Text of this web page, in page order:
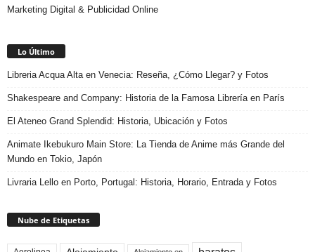
Marketing Digital & Publicidad Online
Lo Último
Libreria Acqua Alta en Venecia: Reseña, ¿Cómo Llegar? y Fotos
Shakespeare and Company: Historia de la Famosa Librería en París
El Ateneo Grand Splendid: Historia, Ubicación y Fotos
Animate Ikebukuro Main Store: La Tienda de Anime más Grande del
Mundo en Tokio, Japón
Livraria Lello en Porto, Portugal: Historia, Horario, Entrada y Fotos
Nube de Etiquetas